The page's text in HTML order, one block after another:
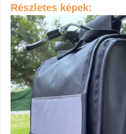
Részletes képek: